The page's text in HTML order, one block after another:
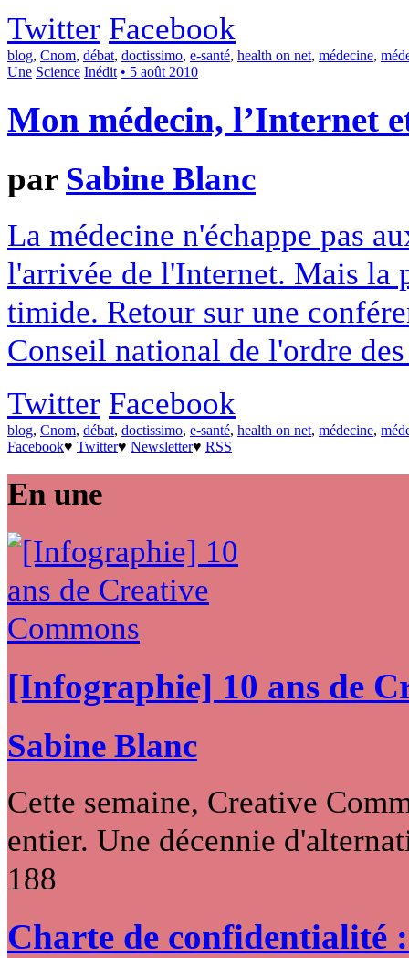
Twitter Facebook
blog, Cnom, débat, doctissimo, e-santé, health on net, médecine,
Une Science Inédit • 5 août 2010
Mon médecin, l’Internet
par Sabine Blanc
La médecine n'échappe pas
l'arrivée de l'Internet. Mais la
timide. Retour sur une
Conseil national de l'ordre
Twitter Facebook
blog, Cnom, débat, doctissimo, e-santé, health on net, médecine,
Facebook♥ Twitter♥ Newsletter♥ RSS
En une
[Infographie] 10 ans de
Sabine Blanc
Cette semaine, Creative
entier. Une décennie
188
Charte de confidentialité